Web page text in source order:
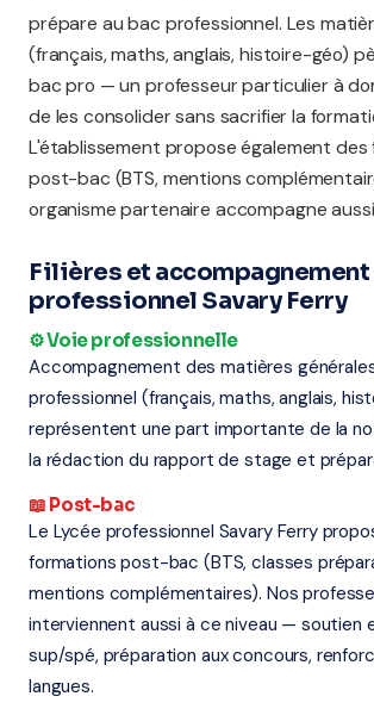
prépare au bac professionnel. Les
(français, maths, anglais, histoire-géo)
bac pro — un professeur particulier à
de les consolider sans sacrifier la
L'établissement propose également des
post-bac (BTS, mentions
organisme partenaire accompagne
Filières et accompagnement
professionnel Savary Ferry
⚙️ Voie professionnelle
Accompagnement des matières
professionnel (français, maths, anglais,
représentent une part importante de la
la rédaction du rapport de stage et
📖 Post-bac
Le Lycée professionnel Savary Ferry
formations post-bac (BTS, classes
mentions complémentaires). Nos
interviennent aussi à ce niveau — soutien
sup/spé, préparation aux concours,
langues.